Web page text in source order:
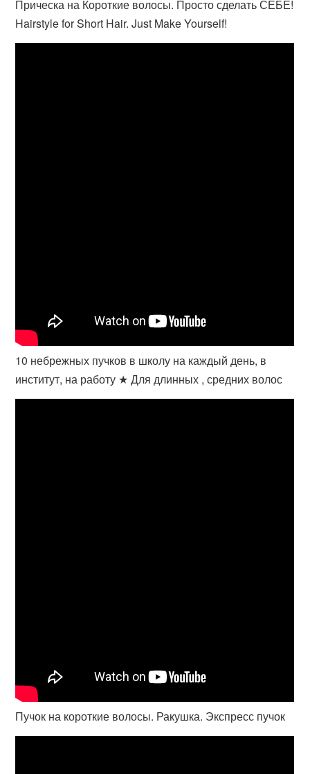
Прическа на Короткие волосы. Просто сделать СЕБЕ!
Hairstyle for Short Hair. Just Make Yourself!
10 небрежных пучков в школу на каждый день, в
институт, на работу ★ Для длинных , средних волос
Пучок на короткие волосы. Ракушка. Экспресс пучок